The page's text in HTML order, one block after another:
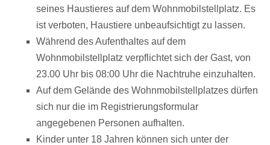
seines Haustieres auf dem Wohnmobilstellplatz. Es
ist verboten, Haustiere unbeaufsichtigt zu lassen.
Während des Aufenthaltes auf dem
Wohnmobilstellplatz verpflichtet sich der Gast, von
23.00 Uhr bis 08:00 Uhr die Nachtruhe einzuhalten.
Auf dem Gelände des Wohnmobilstellplatzes dürfen
sich nur die im Registrierungsformular
angegebenen Personen aufhalten.
Kinder unter 18 Jahren können sich unter der